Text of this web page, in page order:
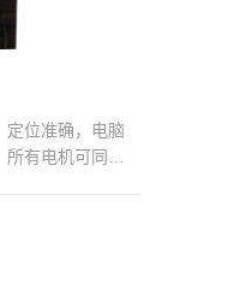
定位准确，电脑
有电机可同步